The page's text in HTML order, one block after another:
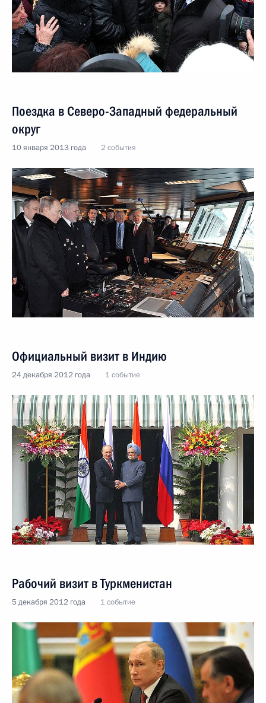
Поездка в Северо-Западный федеральный
округ
10 января 2013 года 2 события
Официальный визит в Индию
24 декабря 2012 года 1 событие
Рабочий визит в Туркменистан
5 декабря 2012 года 1 событие